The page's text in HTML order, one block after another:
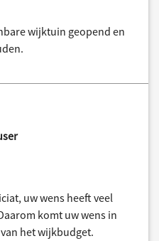
wijktuin geopend en
uw wens heeft veel
komt uw wens in
het wijkbudget.